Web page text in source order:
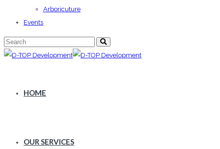
Arboricuture
Events
HOME
OUR SERVICES